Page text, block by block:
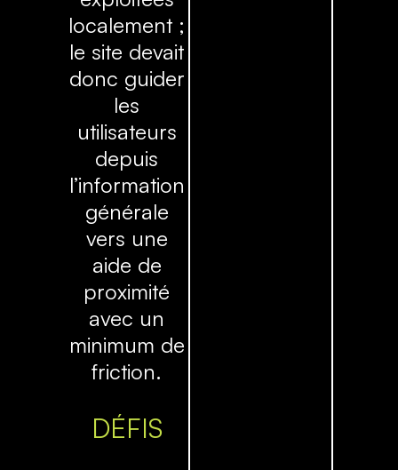
localement ;
le site devait
donc guider
les
utilisateurs
depuis
l’information
générale
vers une
aide de
proximité
avec un
minimum de
friction.
DÉFIS